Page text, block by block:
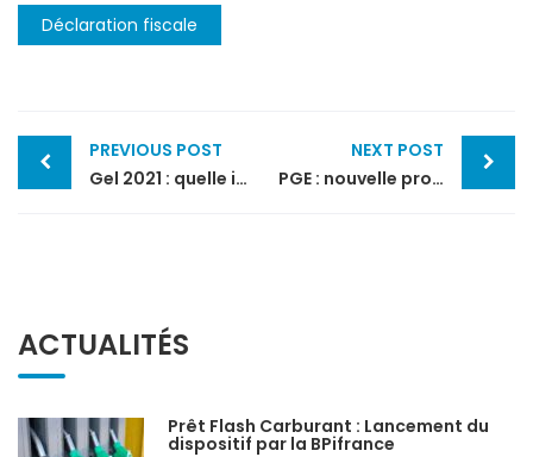
Déclaration fiscale
Post
navigation
PREVIOUS POST
Gel 2021 : quelle indemnisation pour les agriculteurs ?
NEXT POST
PGE : nouvelle prolongation jusqu’au 31 décembre 2021
ACTUALITÉS
Prêt Flash Carburant : Lancement du
dispositif par la BPifrance